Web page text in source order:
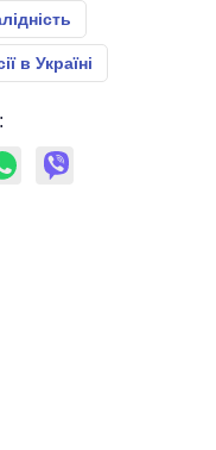
в Україні